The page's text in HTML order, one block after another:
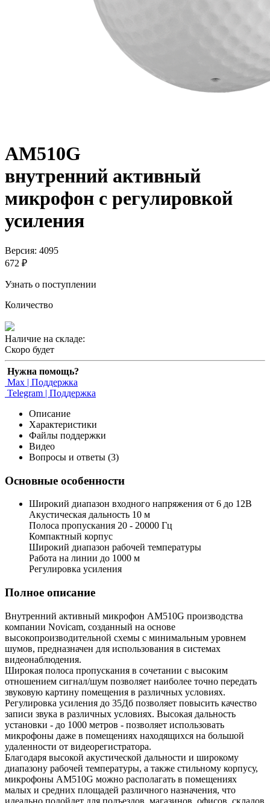
AM510G
внутренний активный
микрофон с регулировкой
усиления
Версия: 4095
672 ₽
Узнать о поступлении
Количество
Наличие на складе:
Скоро будет
Нужна помощь?
Max | Поддержка
Telegram | Поддержка
Описание
Характеристики
Файлы поддержки
Видео
Вопросы и ответы (3)
Основные особенности
Широкий диапазон входного напряжения от 6 до 12В
Акустическая дальность 10 м
Полоса пропускания 20 - 20000 Гц
Компактный корпус
Широкий диапазон рабочей температуры
Работа на линии до 1000 м
Регулировка усиления
Полное описание
Внутренний активный микрофон AM510G производства
компании Novicam, созданный на основе
высокопроизводительной схемы с минимальным уровнем
шумов, предназначен для использования в системах
видеонаблюдения.
Широкая полоса пропускания в сочетании с высоким
отношением сигнал/шум позволяет наиболее точно передать
звуковую картину помещения в различных условиях.
Регулировка усиления до 35Дб позволяет повысить качество
записи звука в различных условиях. Высокая дальность
установки - до 1000 метров - позволяет использовать
микрофоны даже в помещениях находящихся на большой
удаленности от видеорегистратора.
Благодаря высокой акустической дальности и широкому
диапазону рабочей температуры, а также стильному корпусу,
микрофоны AM510G можно располагать в помещениях
малых и средних площадей различного назначения, что
идеально подойдет для подъездов, магазинов, офисов, складов